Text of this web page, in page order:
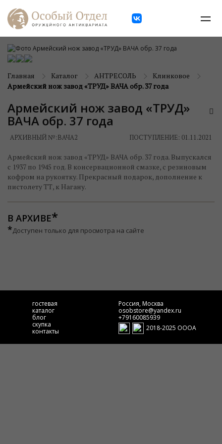
Главная Каталог АНТРЕСОЛЬ
Клинковое
Армейский нож завод «ТРУД» ВАЧА обр. 37 года
Армейский нож завод «ТРУД»
ВАЧА обр. 37 года
АРХИВНЫЙ №:ВАЧА2 ПОСТУПЛЕНИЕ: 01.11.2021
Армейский нож завод «ТРУД» ВАЧА обр. 37 года. Выпускался
с 1937 по 1945 год. В консервационной смазке, с резиновым
кофром на рукоятку. Прекрасный подарок, дополнение к
пистолету ТТ, к Нагану.
В АРХИВЕ
*Доступен только для просмотра на сайте
гостевая
каталог
блог
скупка
контакты
Россия, Москва
osobstore@yandex.ru
+79160085939
2018-2025 ОООА